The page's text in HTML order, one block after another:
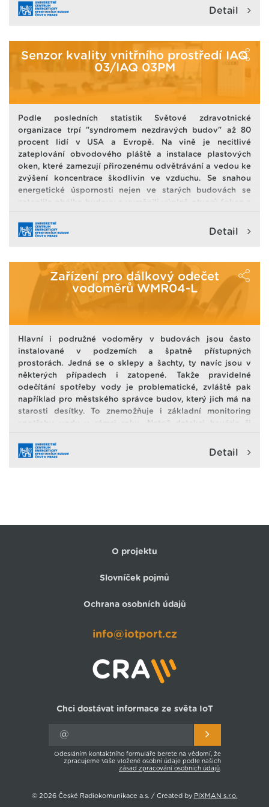
Detail
Senzor kvality vnitřního prostředí IAQ
03/IAQ 03PM
Podle posledních statistik Světové zdravotnické
organizace trpí "syndromem nezdravých budov" až 80
procent lidí v USA a Evropě. Na vině je necitlivé
zateplování obvodového pláště a instalace plastových
oken, které zamezují přirozenému odvětrávání a vedou ke
zvýšení koncentrace škodlivin ve vzduchu. Se snahou
energetické úspornosti nejen ve starých budovách se
zateplila obálka budovy a vyměnili výplně otvorů (oken a
přes netěstnosti v obálce budovy. To je dobré pro
zamezení tepelných ztrát, ale špatné pro vnitřní prostředí.
"vydýchá" i za 20 minut. Takže pak jsou žáci a učitelé
vystavení vlivu nejen vysoké koncentrace CO2.
Hygienické limity koncentrace CO2 jsou překračovány až
5-ti násobně. Což má velmi negativní vliv zdraví a
Detail
Zařízení pro dálkový odečet
vodoměrů WMR04-L
Hlavní i podružné vodoměry v budovách jsou často
instalované v podzemích a špatně přístupných
prostorách. Jedná se o sklepy a šachty, ty navíc jsou v
některých případech i zatopené. Takže pravidelné
odečítání spotřeby vody je problematické, zvláště pak
například pro městského správce budov, který jich má na
starosti desítky. To znemožňuje i základní monitoring
spotřeby vody v rámci roku. Natož detekci havárie či
Detail
O projektu
Slovníček pojmů
Ochrana osobních údajů
info@iotport.cz
Chci dostávat informace ze světa IoT
Odesláním kontaktního formuláře berete na vědomí, že
zpracujeme Vaše vložené osobní údaje podle našich
zásad zpracování osobních údajů
© 2026 České Radiokomunikace a.s. / Created by PIXMAN s.r.o.